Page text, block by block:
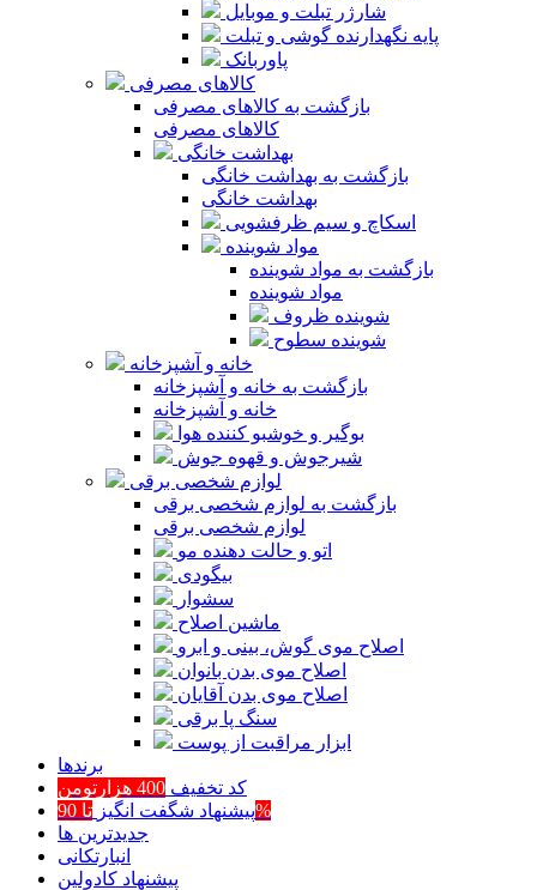
شارژر تبلت و موبایل
پایه نگهدارنده گوشی و تبلت
پاوربانک
کالاهای مصرفی
بازگشت به کالاهای مصرفی
کالاهای مصرفی
بهداشت خانگی
بازگشت به بهداشت خانگی
بهداشت خانگی
اسکاچ و سیم ظرفشویی
مواد شوینده
بازگشت به مواد شوینده
مواد شوینده
شوینده ظروف
شوینده سطوح
خانه و آشپزخانه
بازگشت به خانه و آشپزخانه
خانه و آشپزخانه
بوگیر و خوشبو کننده هوا
شیرجوش و قهوه جوش
لوازم شخصی برقی
بازگشت به لوازم شخصی برقی
لوازم شخصی برقی
اتو و حالت دهنده مو
بیگودی
سشوار
ماشین اصلاح
اصلاح موی گوش، بینی و ابرو
اصلاح موی بدن بانوان
اصلاح موی بدن آقایان
سنگ پا برقی
ابزار مراقبت از پوست
برند‌ها
کد تخفیف 400 هزارتومن
پیشنهاد شگفت انگیزتا 90%
جدیدترین ها
انبارتکانی
پیشنهاد کادولین